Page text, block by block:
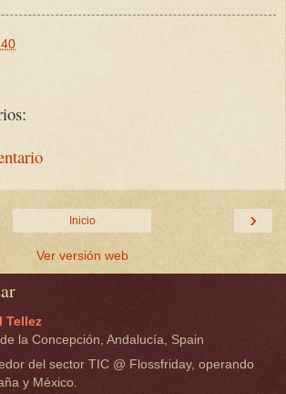
›
Inicio
Ver versión web
Tellez
la Concepción, Andalucía, Spain
del sector TIC @ Flossfriday, operando
y México.